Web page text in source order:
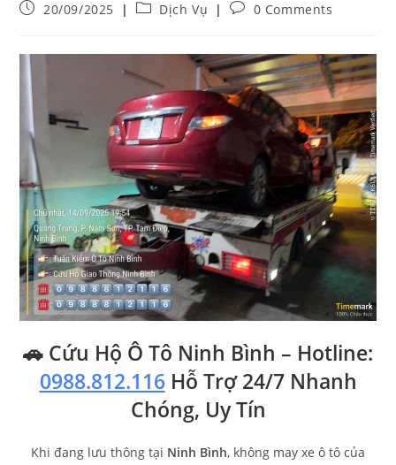
20/09/2025 Dịch Vụ 0 Comments
🚗 Cứu Hộ Ô Tô Ninh Bình – Hotline:
0988.812.116Hỗ Trợ 24/7 Nhanh
Chóng, Uy Tín
Khi đang lưu thông tại Ninh Bình, không may xe ô tô của